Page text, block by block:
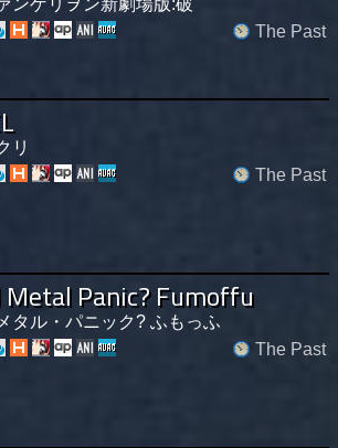
ンゲリヲン新劇場版:破
The Past
リ
The Past
Metal Panic? Fumoffu
タル・パニック? ふもっふ
The Past